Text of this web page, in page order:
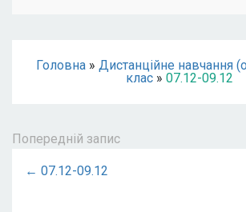
Головна » Дистанційне навчання
клас » 07.12-09.12
Попередній запис
← 07.12-09.12